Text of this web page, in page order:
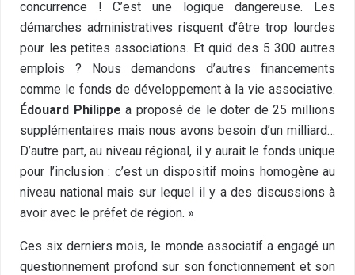
concurrence ! C’est une logique dangereuse. Les
démarches administratives risquent d’être trop lourdes
pour les petites associations. Et quid des 5 300 autres
emplois ? Nous demandons d’autres financements
comme le fonds de développement à la vie associative.
Édouard Philippe a proposé de le doter de 25 millions
supplémentaires mais nous avons besoin d’un milliard…
D’autre part, au niveau régional, il y aurait le fonds unique
pour l’inclusion : c’est un dispositif moins homogène au
niveau national mais sur lequel il y a des discussions à
avoir avec le préfet de région. »
Ces six derniers mois, le monde associatif a engagé un
questionnement profond sur son fonctionnement et son